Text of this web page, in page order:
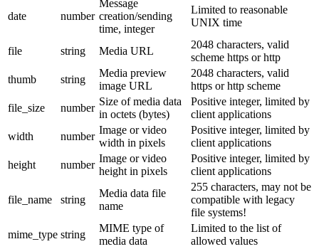
date number
Message
creation/sending
time, integer
Limited to reasonable
UNIX time
file string Media URL
2048 characters, valid
scheme https or http
thumb
string
Media preview
image URL
2048 characters, valid
https or http scheme
file_size
number
Size of media data
in octets (bytes)
Positive integer, limited by
client applications
width
number
Image or video
width in pixels
Positive integer, limited by
client applications
height
number
Image or video
height in pixels
Positive integer, limited by
client applications
file_name string
Media data file
name
255 characters, may not be
compatible with legacy
file systems!
mime_type string
MIME type of
media data
Limited to the list of
allowed values